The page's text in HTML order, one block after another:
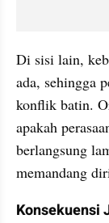
Di sisi lain,
ada, sehingga
konflik batin.
apakah
berlangsung
memandang
Konsekuensi